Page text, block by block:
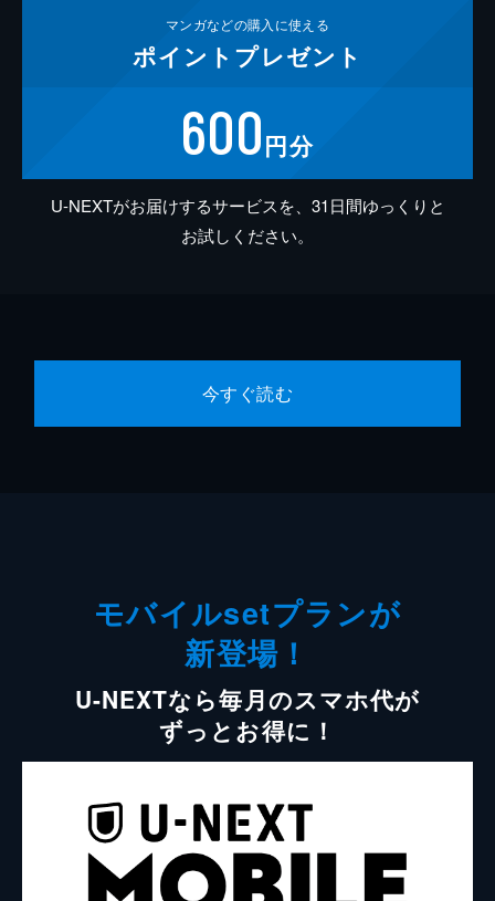
マンガなどの購入に使える
ポイント プレゼント
600円分
U-NEXTがお届けするサービスを、31日間ゆっくりと
お試しください。
今すぐ読む
モバイルsetプランが
新登場！
U-NEXTなら毎月のスマホ代が
ずっとお得に！